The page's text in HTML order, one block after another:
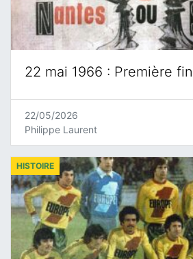
22 mai 1966 : Première
22/05/2026
Philippe Laurent
HISTOIRE